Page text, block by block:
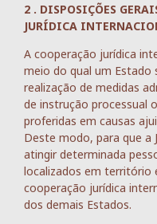
2 . DISPOSIÇÕES
JURÍDICA
A cooperação jurídica
meio do qual um
realização de medidas
de instrução processual
proferidas em causas
Deste modo, para que a
atingir determinada
localizados em território
cooperação jurídica
dos demais Estados.